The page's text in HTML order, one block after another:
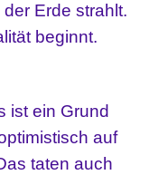
Erde strahlt.
beginnt.
ist ein Grund
auf
taten auch